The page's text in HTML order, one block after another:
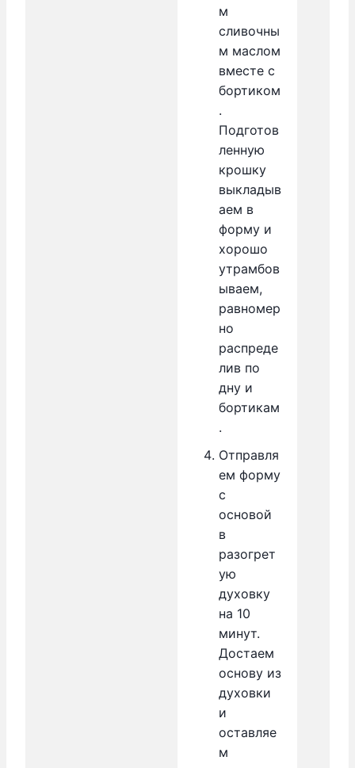
м
сливочны
м маслом
вместе с
бортиком
.
Подготов
ленную
крошку
выкладыв
аем в
форму и
хорошо
утрамбов
ываем,
равномер
но
распреде
лив по
дну и
бортикам
.
Отправля
ем форму
с
основой
в
разогрет
ую
духовку
на 10
минут.
Достаем
основу из
духовки
и
оставляе
м